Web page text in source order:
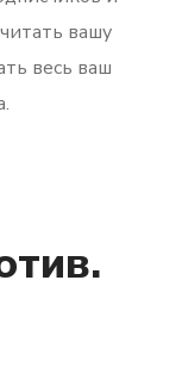
вашу
весь ваш